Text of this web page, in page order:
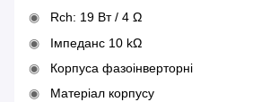
Rch: 19 Вт / 4 Ω
Імпеданс 10 kΩ
Корпуса фазоінверторні
Матеріал корпусу